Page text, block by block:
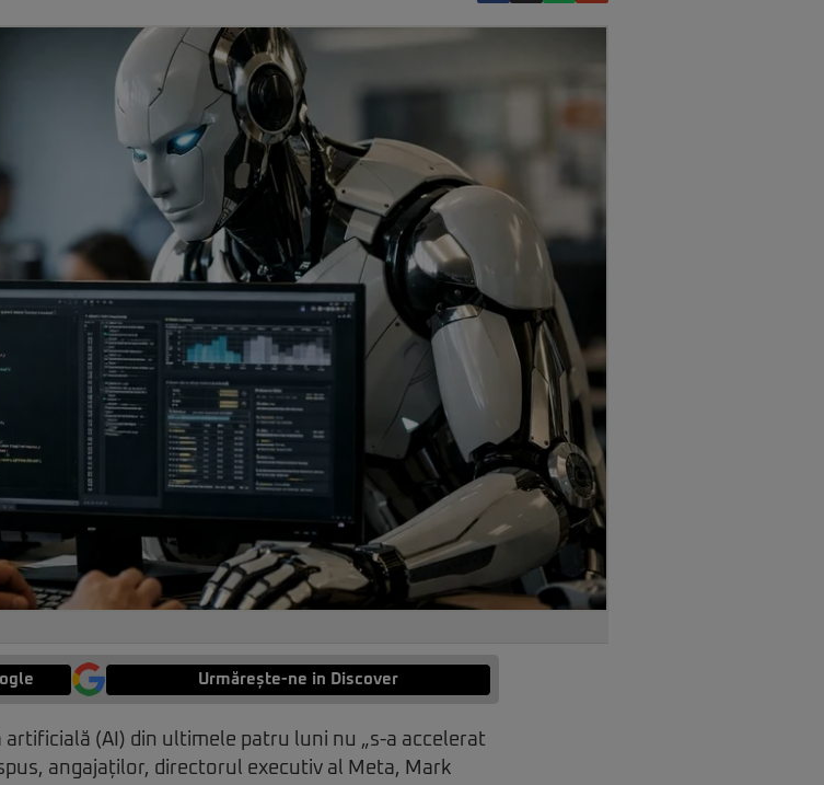
Urmărește-ne in Discover
(AI) din ultimele patru luni nu „s-a accelerat
angajaților, directorul executiv al Meta, Mark